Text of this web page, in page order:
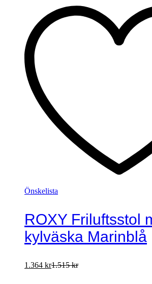
Önskelista
ROXY Friluftsstol
kylväska Marinblå
1.364 kr1.515kr